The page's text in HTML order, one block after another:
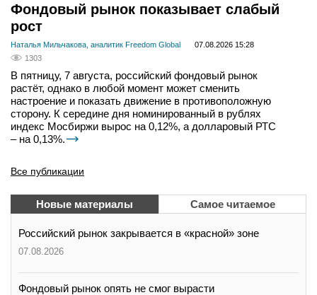
Фондовый рынок показывает слабый
рост
Наталья Мильчакова, аналитик Freedom Global
07.08.2026 15:28
1303
В пятницу, 7 августа, российский фондовый рынок
растёт, однако в любой момент может сменить
настроение и показать движение в противоположную
сторону. К середине дня номинированный в рублях
индекс Мосбиржи вырос на 0,12%, а долларовый РТС
– на 0,13%.
Все публикации
Новые материалы Самое читаемое
Российский рынок закрывается в «красной» зоне
07.08.2026
Фондовый рынок опять не смог вырасти